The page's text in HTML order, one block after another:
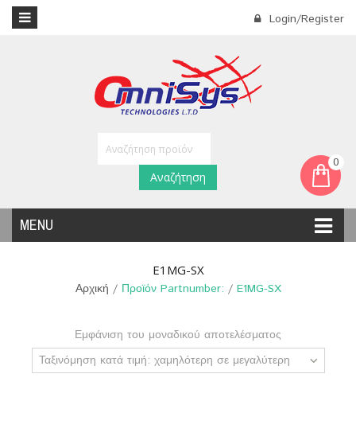
Login/Register
0
MENU
Αναζήτηση
E1MG-SX
Αρχική / Προϊόν Partnumber: / E1MG-SX
Εμφάνιση του μοναδικού αποτελέσματος
Ταξινόμηση κατά τιμή: χαμηλότερη σε μεγαλύτερη